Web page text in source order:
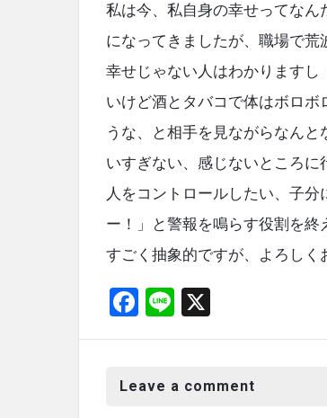
私は今、私自身の幸せってなん
になってきましたが、職場で荒
幸せじゃない人はわかります
いけど酒とタバコで体はボロ
うな、と相手を見ながらなん
いすぎない、感じないところに
人をコントロールしたい、子
ー！」と警報を鳴らす役割を終
すごく抽象的ですが、よろしく
F
a
b
Li
n
Leave a comment